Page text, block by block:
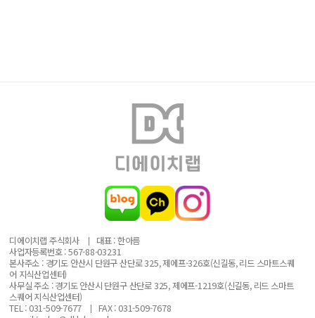
디에이치랩 주식회사
대표 : 한아름
사업자등록번호 : 567-88-03231
본사주소 : 경기도 안산시 단원구 산단로 325, 제에프-326호(신길동, 리드 스마트스퀘
어 지식산업센터)
사무실 주소 : 경기도 안산시 단원구 산단로 325, 제에프-1219호(신길동, 리드 스마트
스퀘어 지식산업센터)
TEL : 031-509-7677
FAX : 031-509-7678